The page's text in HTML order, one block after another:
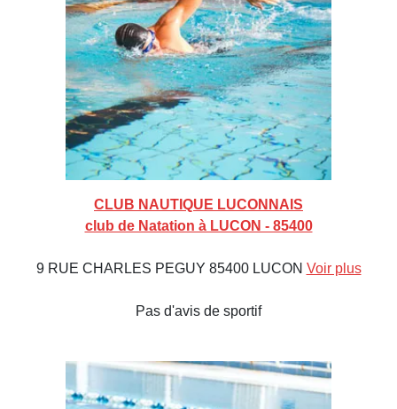
CLUB NAUTIQUE LUCONNAIS
club de Natation à LUCON - 85400
9 RUE CHARLES PEGUY 85400 LUCON Voir plus
Pas d'avis de sportif